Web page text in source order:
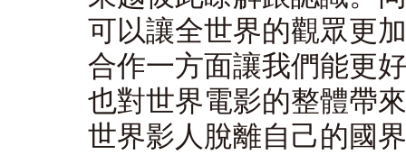
可以讓全世界的觀眾更
合作一方面讓我們能更
也對世界電影的整體帶
世界影人脫離自己的國